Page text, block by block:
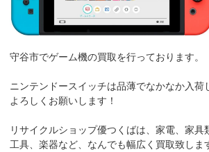
守谷市でゲーム機の買取を行っております。
ニンテンドースイッチは品薄でなかなか入荷
よろしくお願いします！
リサイクルショップ優つくばは、家電、家具
工具、楽器など、なんでも幅広く買取致しま